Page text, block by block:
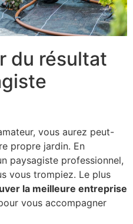
du résultat
vous aurez peut-
propre jardin. En
paysagiste professionnel,
vous trompiez. Le plus
la meilleure entreprise
vous accompagner